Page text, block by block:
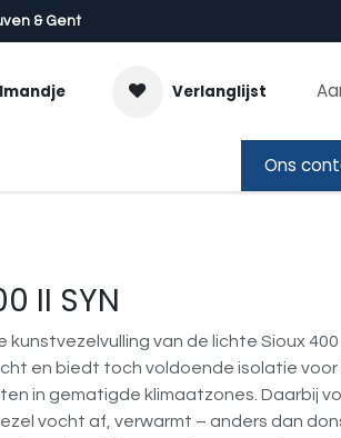
& Gent
Verlanglijst
Ons
II SYN
kunstvezelvulling van de lichte Sioux
en biedt toch voldoende isolatie voor
in gematigde klimaatzones. Daarbij
vocht af, verwarmt – anders dan